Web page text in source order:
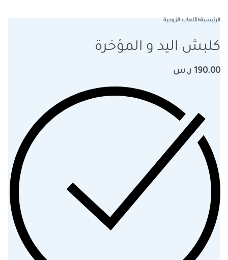
الرئيسية›الألعاب الزوجية
كلبش اليد و المؤخرة
190.00 ر.س